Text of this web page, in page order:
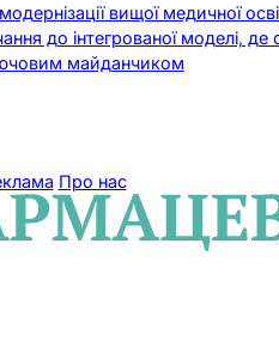
модернізації вищої
до інтегрованої моделі, де
майданчиком
Про нас